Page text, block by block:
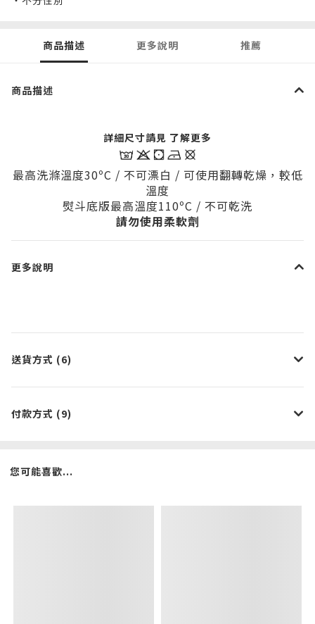
商品描述 更多說明 推薦
商品描述
詳細尺寸請見 了解更多
最高洗滌溫度30ºC / 不可漂白 / 可使用翻轉乾燥，較低
溫度
熨斗底版最高溫度110ºC / 不可乾洗
請勿使用柔軟劑
更多說明
送貨方式 (6)
付款方式 (9)
您可能喜歡...